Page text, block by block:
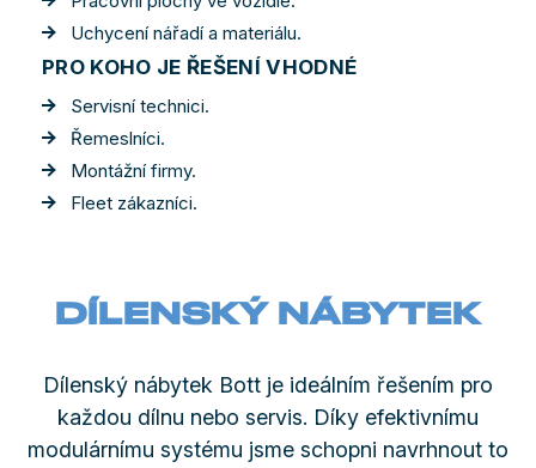
Uchycení nářadí a materiálu.
PRO KOHO JE ŘEŠENÍ VHODNÉ
Servisní technici.
Řemeslníci.
Montážní firmy.
Fleet zákazníci.
DÍLENSKÝ NÁBYTEK
Dílenský nábytek Bott je ideálním řešením pro
každou dílnu nebo servis. Díky efektivnímu
modulárnímu systému jsme schopni navrhnout to